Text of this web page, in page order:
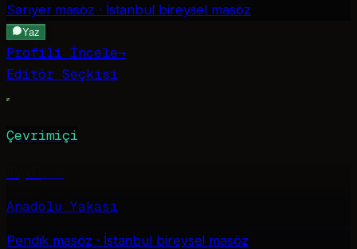
Sarıyermasöz · İstanbul bireysel masöz
Yaz
Profili İncele→
Editör Seçkisi
Çevrimiçi
Anadolu Yakası
Pendik masöz · İstanbul bireysel masöz